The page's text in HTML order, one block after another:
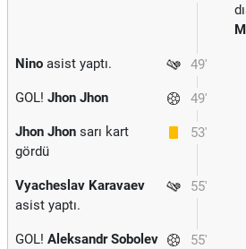
49'
Nino asist yaptı.
49'
GOL! Jhon Jhon
53'
Jhon Jhon sarı kart
gördü
55'
Vyacheslav Karavaev
asist yaptı.
55'
GOL! Aleksandr Sobolev